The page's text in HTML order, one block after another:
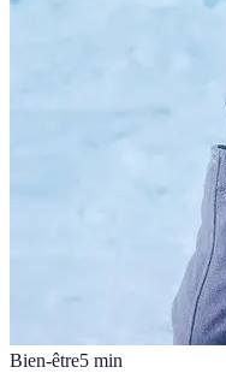
Bien-être5 min